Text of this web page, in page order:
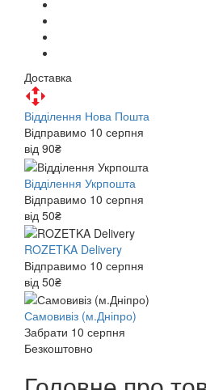
Доставка
Відділення Нова Пошта
Відправимо 10 серпня
від 90₴
Відділення Укрпошта
Відправимо 10 серпня
від 50₴
ROZETKA Delivery
Відправимо 10 серпня
від 50₴
Самовивіз (м.Дніпро)
Забрати 10 серпня
Безкоштовно